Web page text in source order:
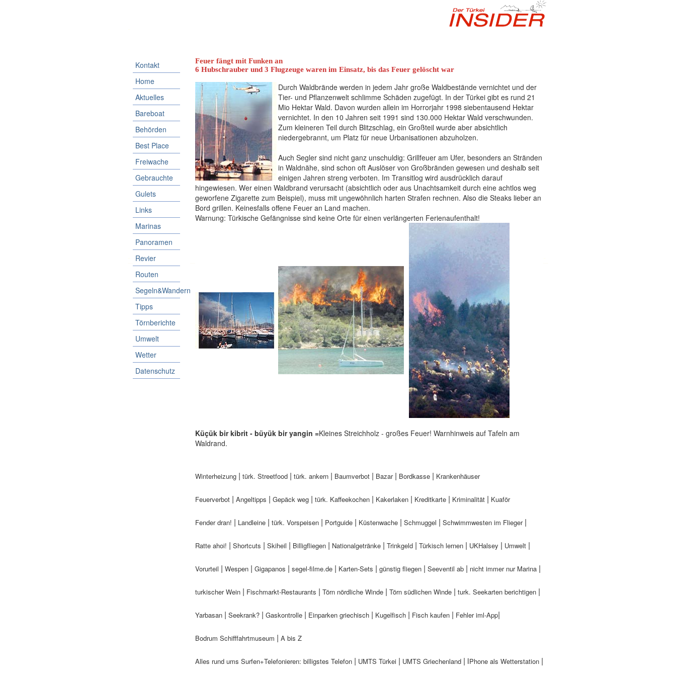
Kontakt
Home
Aktuelles
Bareboat
Behörden
Best Place
Freiwache
Gebrauchte
Gulets
Links
Marinas
Panoramen
Revier
Routen
Segeln&Wandern
Tipps
Törnberichte
Umwelt
Wetter
Datenschutz
Feuer fängt mit Funken an
6 Hubschrauber und 3 Flugzeuge waren im Einsatz, bis das Feuer gelöscht war
Durch Waldbrände werden in jedem Jahr große Waldbestände vernichtet und der
Tier- und Pflanzenwelt schlimme Schäden zugefügt. In der Türkei gibt es rund 21
Mio Hektar Wald. Davon wurden allein im Horrorjahr 1998 siebentausend Hektar
vernichtet. In den 10 Jahren seit 1991 sind 130.000 Hektar Wald verschwunden.
Zum kleineren Teil durch Blitzschlag, ein Großteil wurde aber absichtlich
niedergebrannt, um Platz für neue Urbanisationen abzuholzen.
Auch Segler sind nicht ganz unschuldig: Grillfeuer am Ufer, besonders an Stränden
in Waldnähe, sind schon oft Auslöser von Großbränden gewesen und deshalb seit
einigen Jahren streng verboten. Im Transitlog wird ausdrücklich darauf
hingewiesen. Wer einen Waldbrand verursacht (absichtlich oder aus Unachtsamkeit durch eine achtlos weg
geworfene Zigarette zum Beispiel), muss mit ungewöhnlich harten Strafen rechnen. Also die Steaks lieber an
Bord grillen. Keinesfalls offene Feuer an Land machen.
Warnung: Türkische Gefängnisse sind keine Orte für einen verlängerten Ferienaufenthalt!
Küçük bir kibrit - büyük bir yangin =Kleines Streichholz - großes Feuer! Warnhinweis auf Tafeln am
Waldrand.
Winterheizung | türk. Streetfood | türk. ankern | Baumverbot | Bazar| Bordkasse | Krankenhäuser
Feuerverbot | Angeltipps | Gepäck weg | türk. Kaffeekochen | Kakerlaken | Kreditkarte | Kriminalität | Kuaför
Fender dran! | Landleine | türk. Vorspeisen | Portguide | Küstenwache | Schmuggel | Schwimmwesten im Flieger|
Ratte ahoi! | Shortcuts | Skiheil | Billigfliegen | Nationalgetränke | Trinkgeld | Türkisch lernen | UKHalsey | Umwelt |
Vorurteil | Wespen | Gigapanos | segel-filme.de | Karten-Sets | günstig fliegen | Seeventil ab | nicht immer nur Marina |
turkischer Wein | Fischmarkt-Restaurants | Törn nördliche Winde | Törn südlichen Winde | turk. Seekarten berichtigen |
Yarbasan | Seekrank? | Gaskontrolle | Einparken griechisch | Kugelfisch | Fisch kaufen | Fehler iml-App|
Bodrum Schifffahrtmuseum | A bis Z
Alles rund ums Surfen+Telefonieren: billigstes Telefon | UMTS Türkei | UMTS Griechenland | iPhone als Wetterstation |